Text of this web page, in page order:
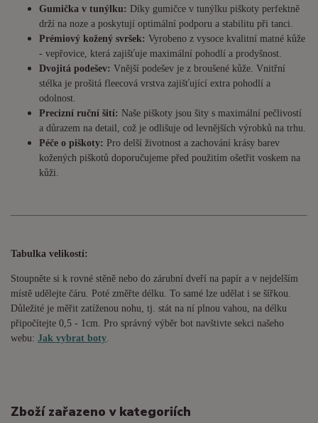
Gumička v tunýlku: Díky gumičce v tunýlku piškoty perfektně
drží na noze a poskytují optimální podporu a stabilitu při tanci.
Prémiový kožený svršek: Vyrobeno z vysoce kvalitní matné kůže
- vepřovice, která zajišťuje maximální pohodlí a prodyšnost.
Dvojitá podešev: Vnější podešev je z broušené kůže. Vnitřní
stélka je prošitá fleecová vrstva zajišťující extra pohodlí a
odolnost.
Precizní ruční šití: Naše piškoty jsou šity s maximální pečlivostí
a důrazem na detail, což je odlišuje od levnějších výrobků na trhu.
Péče o piškoty: Pro delší životnost a zachování krásy barev
kožených piškotů doporučujeme před použitím ošetřit voskem na
kůži.
Tabulka velikostí:
Stoupněte si k rovné stěně nebo do zárubní dveří na papír a v nejdelším
místě udělejte čáru. Poté změřte délku. To samé lze udělat i se šířkou.
Důležité je měřit zatíženou nohu, tj. stát na ní plnou vahou, na délku
připočítejte 0,5 - 1cm . Pro správný výběr bot navštivte sekci našeho
webu: Jak vybrat boty
Zboží zařazeno v kategoriích